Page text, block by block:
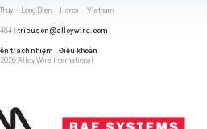
– Long Bien – Hanoi – Vietnam
| trieuson@alloywire.com
trách nhiệm | Điều khoản
2026 Alloy Wire International